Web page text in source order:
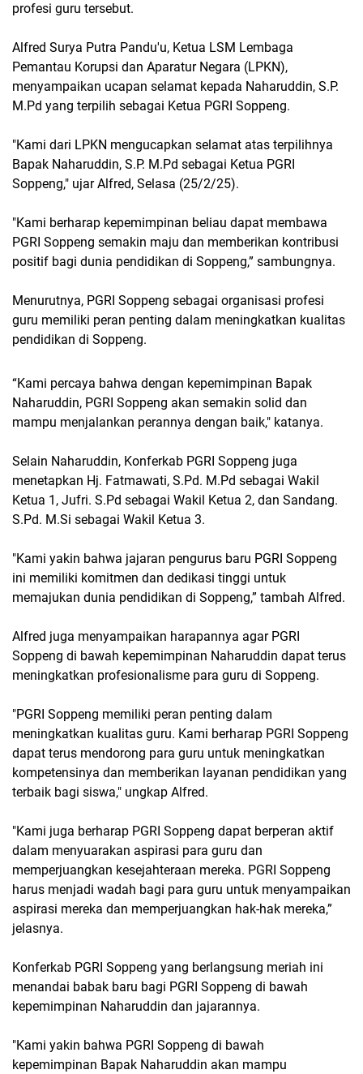
profesi guru tersebut.
Alfred Surya Putra Pandu'u, Ketua LSM Lembaga
Pemantau Korupsi dan Aparatur Negara (LPKN),
menyampaikan ucapan selamat kepada Naharuddin, S.P.
M.Pd yang terpilih sebagai Ketua PGRI Soppeng.
"Kami dari LPKN mengucapkan selamat atas terpilihnya
Bapak Naharuddin, S.P. M.Pd sebagai Ketua PGRI
Soppeng," ujar Alfred, Selasa (25/2/25).
"Kami berharap kepemimpinan beliau dapat membawa
PGRI Soppeng semakin maju dan memberikan kontribusi
positif bagi dunia pendidikan di Soppeng,” sambungnya.
Menurutnya, PGRI Soppeng sebagai organisasi profesi
guru memiliki peran penting dalam meningkatkan kualitas
pendidikan di Soppeng.
“Kami percaya bahwa dengan kepemimpinan Bapak
Naharuddin, PGRI Soppeng akan semakin solid dan
mampu menjalankan perannya dengan baik," katanya.
Selain Naharuddin, Konferkab PGRI Soppeng juga
menetapkan Hj. Fatmawati, S.Pd. M.Pd sebagai Wakil
Ketua 1, Jufri. S.Pd sebagai Wakil Ketua 2, dan Sandang.
S.Pd. M.Si sebagai Wakil Ketua 3.
"Kami yakin bahwa jajaran pengurus baru PGRI Soppeng
ini memiliki komitmen dan dedikasi tinggi untuk
memajukan dunia pendidikan di Soppeng,” tambah Alfred.
Alfred juga menyampaikan harapannya agar PGRI
Soppeng di bawah kepemimpinan Naharuddin dapat terus
meningkatkan profesionalisme para guru di Soppeng.
"PGRI Soppeng memiliki peran penting dalam
meningkatkan kualitas guru. Kami berharap PGRI Soppeng
dapat terus mendorong para guru untuk meningkatkan
kompetensinya dan memberikan layanan pendidikan yang
terbaik bagi siswa," ungkap Alfred.
"Kami juga berharap PGRI Soppeng dapat berperan aktif
dalam menyuarakan aspirasi para guru dan
memperjuangkan kesejahteraan mereka. PGRI Soppeng
harus menjadi wadah bagi para guru untuk menyampaikan
aspirasi mereka dan memperjuangkan hak-hak mereka,”
jelasnya.
Konferkab PGRI Soppeng yang berlangsung meriah ini
menandai babak baru bagi PGRI Soppeng di bawah
kepemimpinan Naharuddin dan jajarannya.
"Kami yakin bahwa PGRI Soppeng di bawah
kepemimpinan Bapak Naharuddin akan mampu